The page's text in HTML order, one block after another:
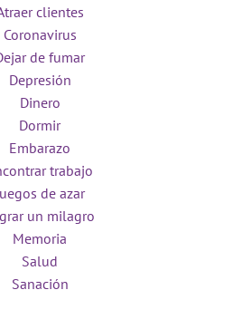
clientes
Coronavirus
de fumar
Depresión
Dinero
Dormir
Embarazo
trabajo
de azar
un milagro
Memoria
Salud
Sanación